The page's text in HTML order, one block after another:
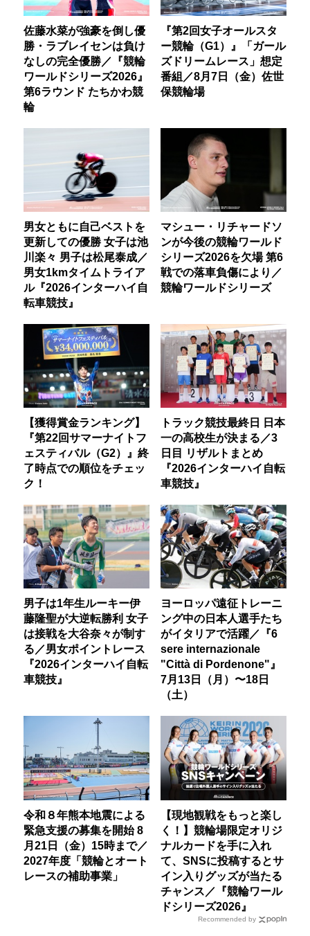
佐藤水菜が強豪を倒し優
勝・ラブレイセンは負け
なしの完全優勝／『競輪
ワールドシリーズ2026』
第6ラウンド たちかわ競
輪
『第2回女子オールスタ
ー競輪（G1）』「ガール
ズドリームレース」想定
番組／8月7日（金）佐世
保競輪場
男女ともに自己ベストを
更新しての優勝 女子は池
川楽々 男子は松尾泰成／
男女1kmタイムトライア
ル『2026インターハイ自
転車競技』
マシュー・リチャードソ
ンが今後の競輪ワールド
シリーズ2026を欠場 第6
戦での落車負傷により／
競輪ワールドシリーズ
【獲得賞金ランキング】
『第22回サマーナイトフ
ェスティバル（G2）』終
了時点での順位をチェッ
ク！
トラック競技最終日 日本
一の高校生が決まる／3
日目 リザルトまとめ
『2026インターハイ自転
車競技』
男子は1年生ルーキー伊
藤隆聖が大逆転勝利 女子
は接戦を大谷奈々が制す
る／男女ポイントレース
『2026インターハイ自転
車競技』
ヨーロッパ遠征トレーニ
ング中の日本人選手たち
がイタリアで活躍／『6
sere internazionale
"Città di Pordenone"』
7月13日（月）〜18日
（土）
令和８年熊本地震による
緊急支援の募集を開始 8
月21日（金）15時まで／
2027年度「競輪とオート
レースの補助事業」
【現地観戦をもっと楽し
く！】競輪場限定オリジ
ナルカードを手に入れ
て、SNSに投稿するとサ
イン入りグッズが当たる
チャンス／『競輪ワール
ドシリーズ2026』
Recommended by